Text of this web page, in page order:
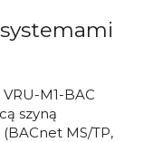
M1-BAC
szyną
MS/TP,